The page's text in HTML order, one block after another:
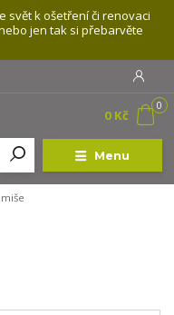
svět k ošetření či renovaci
jen tak si přebarvěte
Menu
0
0 Kč